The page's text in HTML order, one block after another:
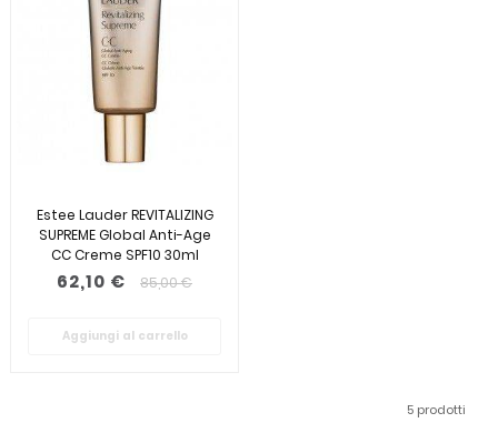
Estee Lauder REVITALIZING
SUPREME Global Anti-Age
CC Creme SPF10 30ml
62,10 € 85,00 €
Aggiungi al carrello
5 prodotti